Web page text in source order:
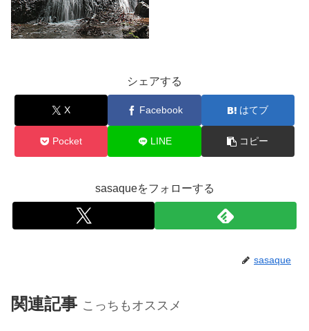
シェアする
X Facebook はてブ
Pocket LINE コピー
sasaqueをフォローする
sasaque
関連記事 こっちもオススメ